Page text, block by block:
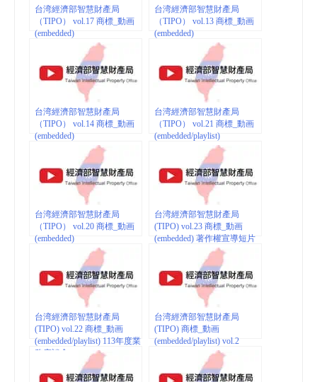
台湾經濟部智慧財產局
（TIPO） vol.17 商標_動画
(embedded)
台湾經濟部智慧財產局
（TIPO） vol.13 商標_動画
(embedded)
台湾經濟部智慧財產局
（TIPO） vol.14 商標_動画
(embedded)
台湾經濟部智慧財產局
（TIPO） vol.21 商標_動画
(embedded/playlist)
台湾經濟部智慧財產局
（TIPO） vol.20 商標_動画
(embedded)
台湾經濟部智慧財產局
(TIPO) vol.23 商標_動画
(embedded) 著作權宣導短片
台湾經濟部智慧財產局
(TIPO) vol.22 商標_動画
(embedded/playlist) 113年度業
務座談會
台湾經濟部智慧財產局
(TIPO) 商標_動画
(embedded/playlist) vol.2